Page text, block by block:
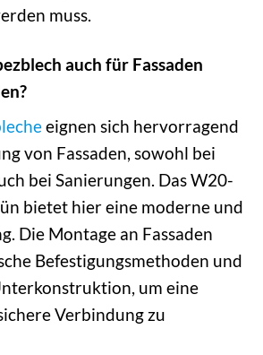
muss.
auch für Fassaden
eignen sich hervorragend
von Fassaden, sowohl bei
bei Sanierungen. Das W20-
bietet hier eine moderne und
Die Montage an Fassaden
Befestigungsmethoden und
um eine
Verbindung zu